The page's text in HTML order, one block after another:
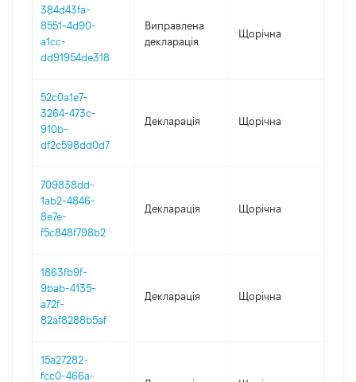
384d43fa-
8551-4d90-
a1cc-
dd91954de318
Виправлена
декларація
Щорічна
52c0a1e7-
3264-473c-
910b-
df2c598dd0d7
Декларація Щорічна
709838dd-
1ab2-4846-
8e7e-
f5c848f798b2
Декларація Щорічна
1863fb9f-
9bab-4135-
a72f-
82af8288b5af
Декларація Щорічна
15a27282-
fcc0-466a-